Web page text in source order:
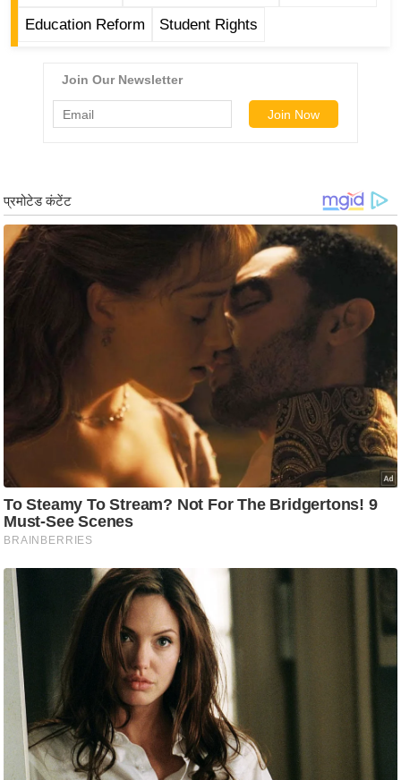
ली
क्षा
B
r
e
e
ला
इ
ल
टे
क्नॉ
लॉ
जी
ब्यू
टी
Education Reform Student Rights